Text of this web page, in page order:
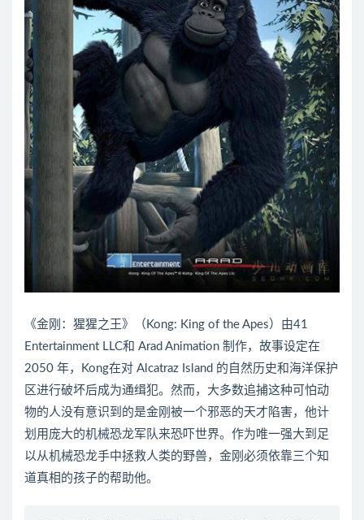
《金刚：猩猩之王》（Kong: King of the Apes）由41
Entertainment LLC和 Arad Animation 制作，故事设定在
2050 年，Kong在对 Alcatraz Island 的自然历史和海洋保护
区进行破坏后成为通缉犯。然而，大多数追捕这种可怕动
物的人没有意识到的是金刚被一个邪恶的天才陷害，他计
划用庞大的机械恐龙军队来恐吓世界。作为唯一强大到足
以从机械恐龙手中拯救人类的野兽，金刚必须依靠三个知
道真相的孩子的帮助他。